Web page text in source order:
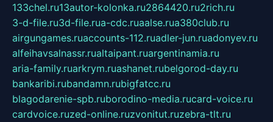
133chel.ru13autor-kolonka.ru2864420.ru2rich.ru
3-d-file.ru3d-file.rua-cdc.ruaalse.rua380club.ru
airgungames.ruaccounts-112.ruadler-jun.ruadonyev.ru
alfeihavsalnassr.rualtaipant.ruargentinamia.ru
aria-family.ruarkrym.ruashanet.rubelgorod-day.ru
bankaribi.rubandamn.rubigfatcc.ru
blagodarenie-spb.ruborodino-media.rucard-voice.ru
cardvoice.ruzed-online.ruzvonitut.ruzebra-tlt.ru